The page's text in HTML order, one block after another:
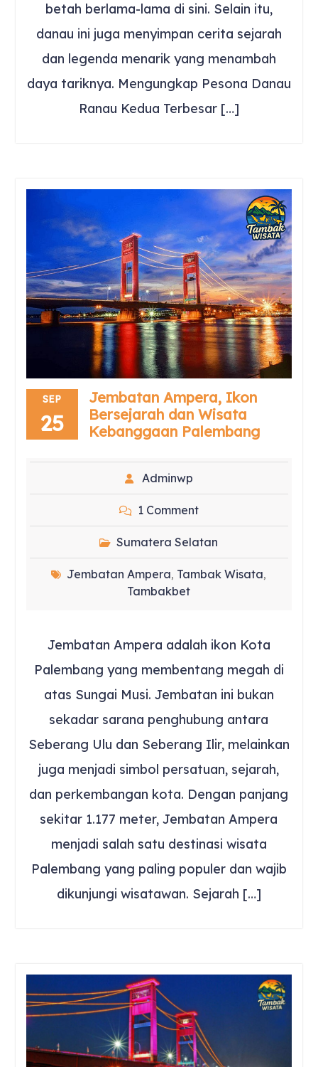
betah berlama-lama di sini. Selain itu,
danau ini juga menyimpan cerita sejarah
dan legenda menarik yang menambah
daya tariknya. Mengungkap Pesona Danau
Ranau Kedua Terbesar […]
SEP
25
Jembatan Ampera, Ikon
Bersejarah dan Wisata
Kebanggaan Palembang
Adminwp
1 Comment
Sumatera Selatan
Jembatan Ampera, Tambak Wisata,
Tambakbet
Jembatan Ampera adalah ikon Kota
Palembang yang membentang megah di
atas Sungai Musi. Jembatan ini bukan
sekadar sarana penghubung antara
Seberang Ulu dan Seberang Ilir, melainkan
juga menjadi simbol persatuan, sejarah,
dan perkembangan kota. Dengan panjang
sekitar 1.177 meter, Jembatan Ampera
menjadi salah satu destinasi wisata
Palembang yang paling populer dan wajib
dikunjungi wisatawan. Sejarah […]